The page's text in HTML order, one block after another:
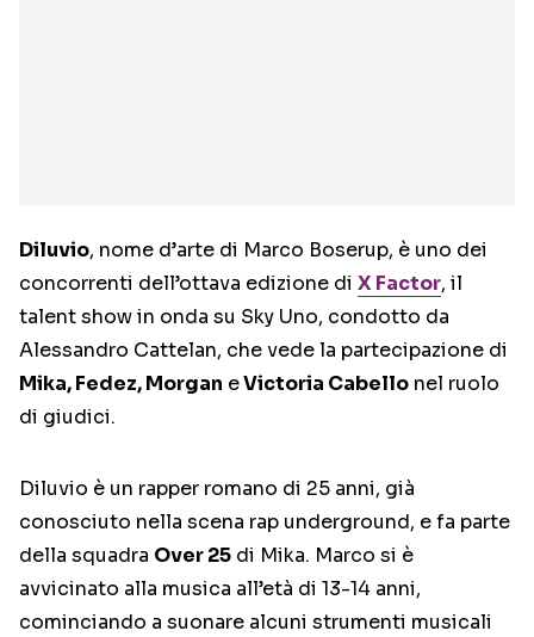
Diluvio, nome d’arte di Marco Boserup, è uno dei
concorrenti dell’ottava edizione di X Factor, il
talent show in onda su Sky Uno, condotto da
Alessandro Cattelan, che vede la partecipazione di
Mika, Fedez, Morgan eVictoria Cabello nel ruolo
di giudici.
Diluvio è un rapper romano di 25 anni, già
conosciuto nella scena rap underground, e fa parte
della squadra Over 25 di Mika. Marco si è
avvicinato alla musica all’età di 13-14 anni,
cominciando a suonare alcuni strumenti musicali